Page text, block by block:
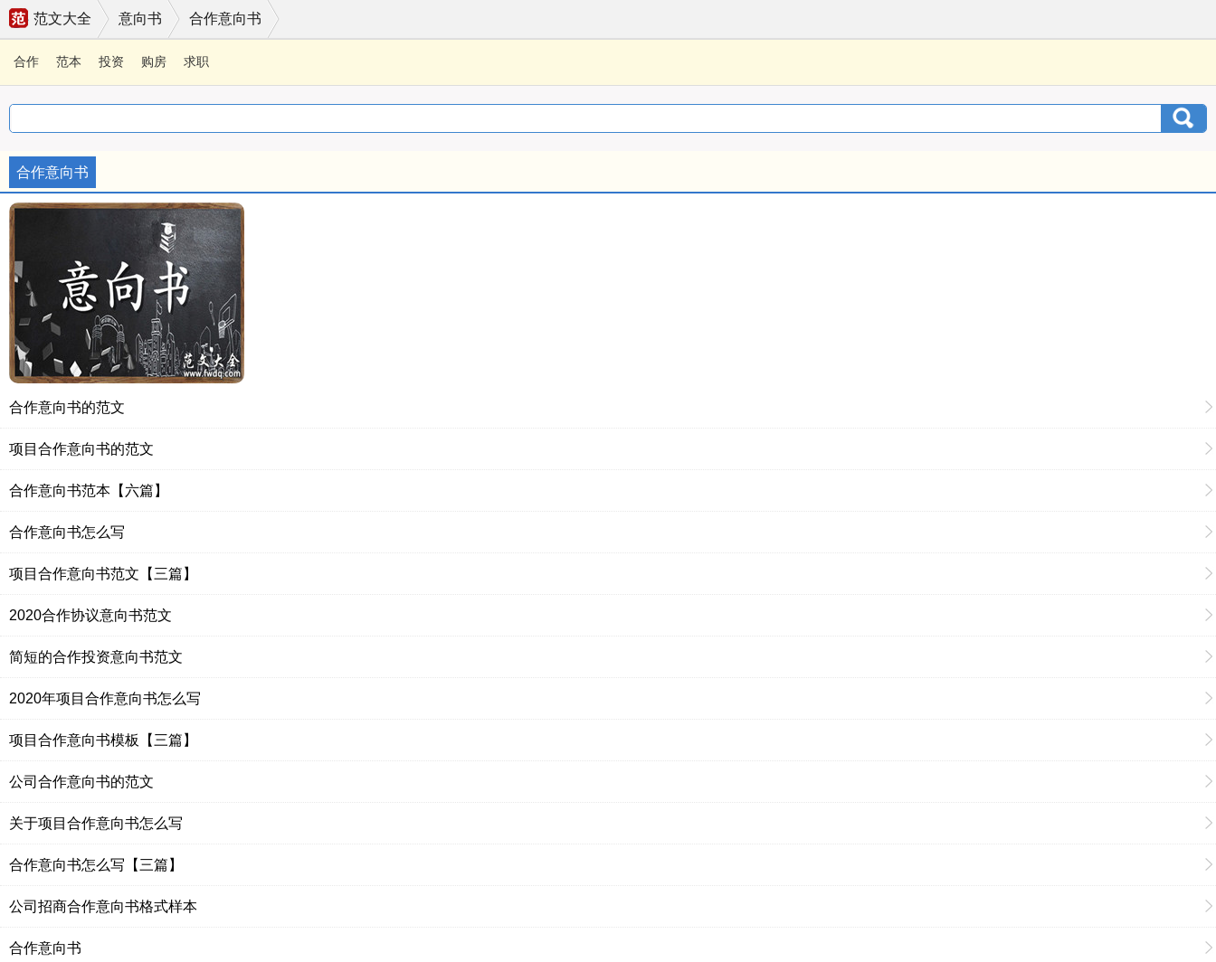
范文大全 意向书 合作意向书
合作 范本 投资 购房 求职
合作意向书
合作意向书的范文
项目合作意向书的范文
合作意向书范本【六篇】
合作意向书怎么写
项目合作意向书范文【三篇】
2020合作协议意向书范文
简短的合作投资意向书范文
2020年项目合作意向书怎么写
项目合作意向书模板【三篇】
公司合作意向书的范文
关于项目合作意向书怎么写
合作意向书怎么写【三篇】
公司招商合作意向书格式样本
合作意向书